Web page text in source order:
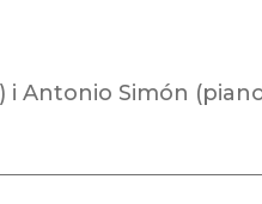
i Antonio Simón